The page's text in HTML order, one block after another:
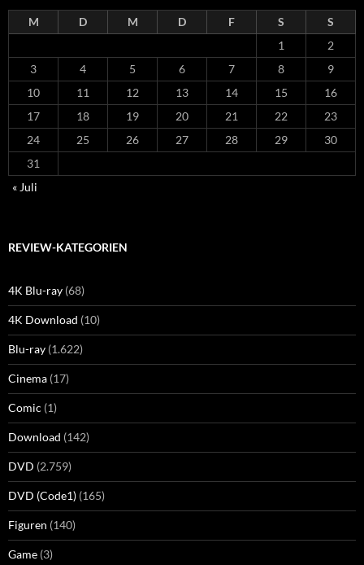
M D M D F S
S
1
2
3
4 5 6 7 8
9
10
11 12 13 14 15
16
17
18 19 20 21 22
23
24
25 26 27 28 29
30
31
« Juli
REVIEW-KATEGORIEN
4K Blu-ray (68)
4K Download (10)
Blu-ray (1.622)
Cinema (17)
Comic (1)
Download (142)
DVD (2.759)
DVD (Code1) (165)
Figuren (140)
Game (3)